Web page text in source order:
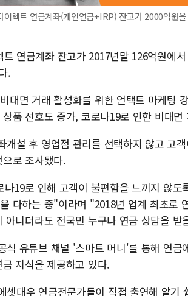
이렉트 연금계좌(개인연금+IRP) 잔고가 2000억원
연금계좌 잔고가 2017년말 126억원에
.
대면 거래 활성화를 위한 언택트 마케팅
품 선호도 증가, 코로나19로 인한 비대면
개설 후 영업점 관리를 선택하지 않고 고
로 조사됐다.
19로 인해 고객이 불편함을 느끼지 않도
다하는 중"이라며 "2018년 업계 최초로
아니더라도 전국민 누구나 연금 상담을 받
식 유튜브 채널 '스마트 머니'를 통해 연금
지식을 제공하고 있다.
셋대우 연금전문가들이 직접 출연해 알기